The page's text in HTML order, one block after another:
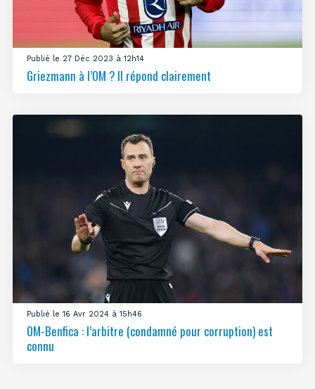
Publié le 27 Déc 2023 à 12h14
Griezmann à l’OM ? Il répond clairement
Publié le 16 Avr 2024 à 15h46
OM-Benfica : l’arbitre (condamné pour corruption) est
connu